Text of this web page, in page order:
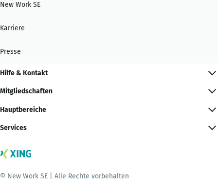
New Work SE
Karriere
Presse
Hilfe & Kontakt
Mitgliedschaften
Hauptbereiche
Services
© New Work SE | Alle Rechte vorbehalten